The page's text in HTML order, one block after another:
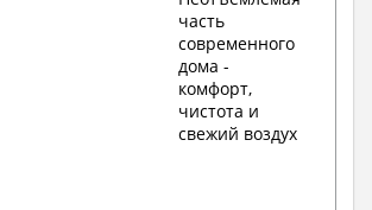
часть
современного
дома -
комфорт,
чистота и
свежий воздух